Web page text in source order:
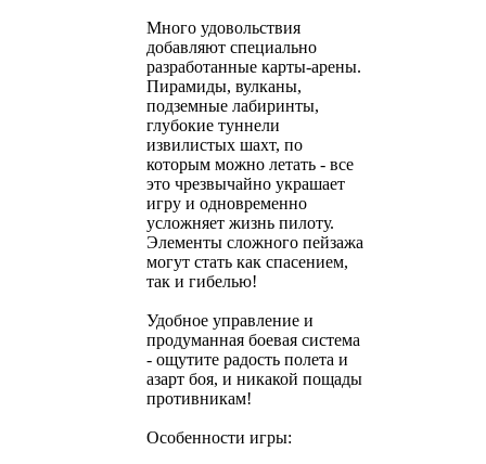
Много удовольствия
добавляют специально
разработанные карты-арены.
Пирамиды, вулканы,
подземные лабиринты,
глубокие туннели
извилистых шахт, по
которым можно летать - все
это чрезвычайно украшает
игру и одновременно
усложняет жизнь пилоту.
Элементы сложного пейзажа
могут стать как спасением,
так и гибелью!
Удобное управление и
продуманная боевая система
- ощутите радость полета и
азарт боя, и никакой пощады
противникам!
Особенности игры: